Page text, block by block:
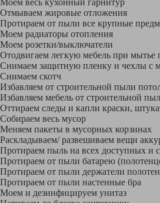
Моем весь кухонный гарнитур
Отмываем жировые отложения
Протираем от пыли все крупные
Моем радиаторы отопления
Моем розетки/выключатели
Отодвигаем легкую мебель при мытье
Снимаем защитную пленку и чехлы с
Снимаем скотч
Избавляем от строительной пыли
Избавляем мебель от строительной
Оттираем следы и капли краски,
Собираем весь мусор
Меняем пакеты в мусорных корзинах
Раскладываем/ развешиваем вещи
Протираем пыль на всех доступных и
Протираем от пыли батарею
Протираем от пыли держатели
Протираем от пыли настенные бра
Моем и дезинфицируем унитаз